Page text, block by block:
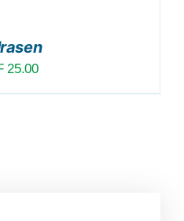
25.00